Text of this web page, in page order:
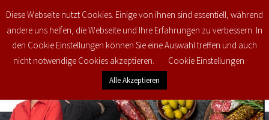
€0,00 0
Diese Webseite nutzt Cookies. Einige von ihnen sind essentiell, während
andere uns helfen, die Webseite und Ihre Erfahrungen zu verbessern. In
den Cookie Einstellungen können Sie eine Auswahl treffen und auch
nicht notwendige Cookies akzeptieren.
Cookie Einstellungen
Alle Akzeptieren